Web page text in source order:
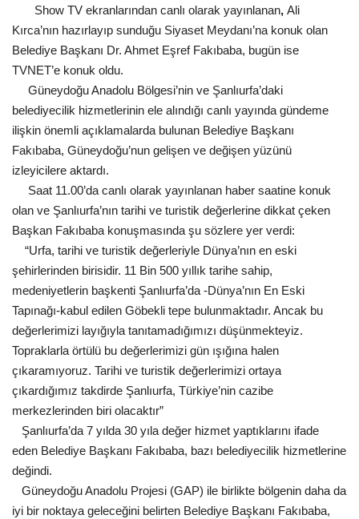
Magazin
Spor
Gündem
Tekno Bilim
Ekonomi
Galeriler
Siyaset
Künye
Yaşam
Sağlık
İletişim
Kültür Sanat
Show TV ekranlarından canlı olarak yayınlanan, Ali
Kırca’nın hazırlayıp sunduğu Siyaset Meydanı’na konuk olan
Belediye Başkanı Dr. Ahmet Eşref Fakıbaba, bugün ise
TVNET’e konuk oldu.
Güneydoğu Anadolu Bölgesi’nin ve Şanlıurfa’daki
belediyecilik hizmetlerinin ele alındığı canlı yayında gündeme
ilişkin önemli açıklamalarda bulunan Belediye Başkanı
Fakıbaba, Güneydoğu’nun gelişen ve değişen yüzünü
izleyicilere aktardı.
Saat 11.00’da canlı olarak yayınlanan haber saatine konuk
olan ve Şanlıurfa’nın tarihi ve turistik değerlerine dikkat çeken
Başkan Fakıbaba konuşmasında şu sözlere yer verdi:
“Urfa, tarihi ve turistik değerleriyle Dünya’nın en eski
şehirlerinden birisidir. 11 Bin 500 yıllık tarihe sahip,
medeniyetlerin başkenti Şanlıurfa’da -Dünya’nın En Eski
Tapınağı-kabul edilen Göbekli tepe bulunmaktadır. Ancak bu
değerlerimizi layığıyla tanıtamadığımızı düşünmekteyiz.
Topraklarla örtülü bu değerlerimizi gün ışığına halen
çıkaramıyoruz. Tarihi ve turistik değerlerimizi ortaya
çıkardığımız takdirde Şanlıurfa, Türkiye’nin cazibe
merkezlerinden biri olacaktır”
Şanlıurfa’da 7 yılda 30 yıla değer hizmet yaptıklarını ifade
eden Belediye Başkanı Fakıbaba, bazı belediyecilik hizmetlerine
değindi.
Güneydoğu Anadolu Projesi (GAP) ile birlikte bölgenin daha da
iyi bir noktaya geleceğini belirten Belediye Başkanı Fakıbaba,